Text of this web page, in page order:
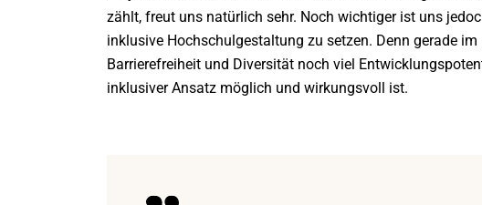
zählt, freut uns natürlich sehr. Noch wichtiger ist uns
inklusive Hochschulgestaltung zu setzen. Denn gerade
Barrierefreiheit und Diversität noch viel
inklusiver Ansatz möglich und wirkungsvoll ist.